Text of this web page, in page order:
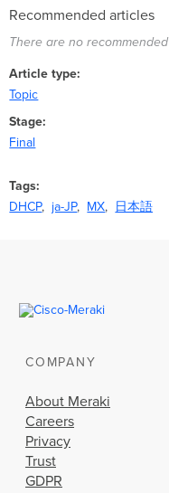
Recommended articles
There are no
Article type
Topic
Stage
Final
Tags
DHCP
ja-JP MX 日本語
COMPANY
About Meraki
Careers
Privacy
Trust
GDPR